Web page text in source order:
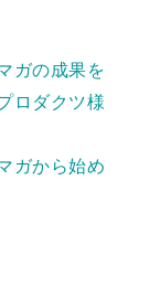
ガの成果を
ロダクツ様
ガから始め